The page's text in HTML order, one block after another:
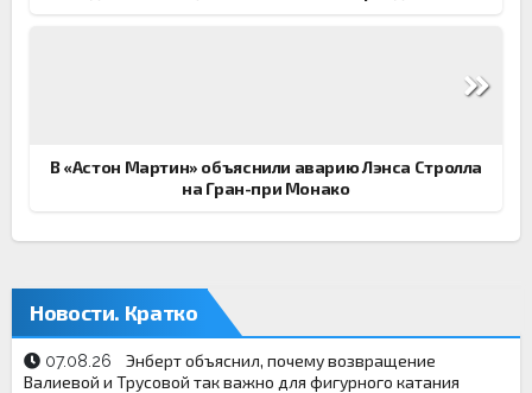
В «Астон Мартин» объяснили аварию Лэнса Стролла
на Гран-при Монако
Новости. Кратко
07.08.26
Энберт объяснил, почему возвращение
Валиевой и Трусовой так важно для фигурного катания